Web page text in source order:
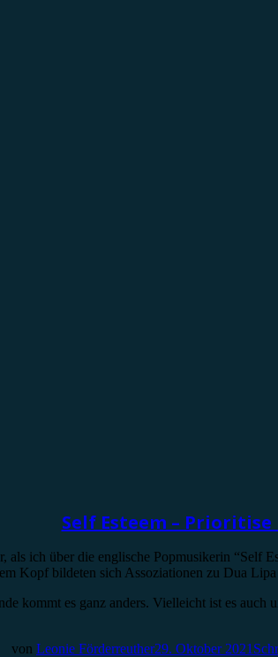
Self Esteem – Prioritise
als ich über die englische Popmusikerin
Kopf bildeten sich Assoziationen zu Dua
kommt es ganz anders. Vielleicht ist es
von Leonie Förderreuther29. Oktober 2021